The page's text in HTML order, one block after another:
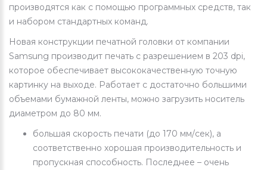
производятся как с помощью программных средств, так
и набором стандартных команд.
Новая конструкции печатной головки от компании
Samsung производит печать с разрешением в 203 dpi,
которое обеспечивает высококачественную точную
картинку на выходе. Работает с достаточно большими
объемами бумажной ленты, можно загрузить носитель
диаметром до 80 мм.
большая скорость печати (до 170 мм/сек), а
соответственно хорошая производительность и
пропускная способность. Последнее – очень